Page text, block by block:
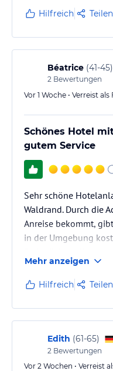
lies vor der Buchung die
jeweiligen Veranstalters.
Hilfreich Teilen
Béatrice (41-45)
2 Bewertungen
Vor 1 Woche • Verreist
Schönes Hotel
gutem Service
Sehr schöne
Waldrand. Durch die
Anreise bekommt,
in der Umgebung
Plätze im Speisesaal
ausgewählt werden
regelmäßig
Essenszeiträume am
Wir hatten ein
Bergblick mit
neues ersetzt…
Mehr anzeigen
Hilfreich Teilen
Edith (61-65)
2 Bewertungen
Vor 2 Wochen • Verreist